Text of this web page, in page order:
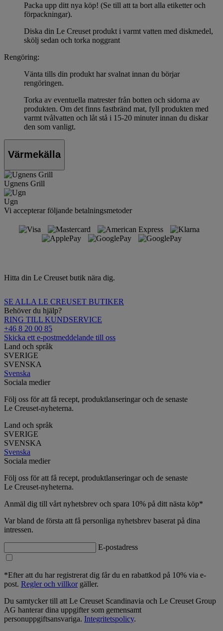
Packa upp ditt nya köp! (Se till att ta bort alla etiketter och
förpackningar).
Diska din Le Creuset produkt i varmt vatten med diskmedel,
skölj sedan och torka noggrant
Rengöring:
Vänta tills din produkt har svalnat innan du börjar
rengöringen.
Torka av eventuella matrester från botten och sidorna av
produkten. Om det finns fastbränd mat, fyll produkten med
varmt tvålvatten och låt stå i 15-20 minuter innan du diskar
den som vanligt.
Värmekälla
Ugnens Grill
Ugn
Vi accepterar följande betalningsmetoder
Hitta din Le Creuset butik nära dig.
SE ALLA LE CREUSET BUTIKER
Behöver du hjälp?
RING TILL KUNDSERVICE
+46 8 20 00 85
Skicka ett e-postmeddelande till oss
Land och språk
SVERIGE
SVENSKA
Svenska
Sociala medier
Följ oss för att få recept, produktlanseringar och de senaste
Le Creuset-nyheterna.
Land och språk
SVERIGE
SVENSKA
Svenska
Sociala medier
Följ oss för att få recept, produktlanseringar och de senaste
Le Creuset-nyheterna.
Anmäl dig till vårt nyhetsbrev och spara 10% på ditt nästa köp*
Var bland de första att få personliga nyhetsbrev baserat på dina
intressen.
E-postadress
*Efter att du har registrerat dig får du en rabattkod på 10% via e-
post. Regler och villkorgäller.
Du samtycker till att Le Creuset Scandinavia och Le Creuset Group
AG hanterar dina uppgifter som gemensamt
personuppgiftsansvariga. Integritetspolicy.